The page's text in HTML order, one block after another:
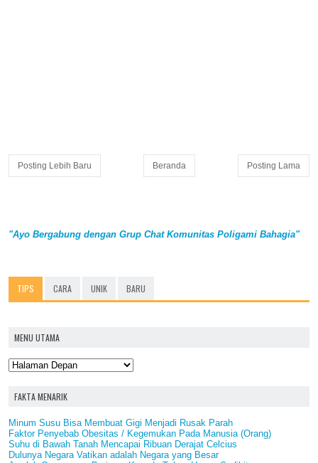
Posting Lebih Baru Posting Lama
Beranda
"Ayo Bergabung dengan Grup Chat Komunitas Poligami Bahagia"
TIPS CARA UNIK BARU
MENU UTAMA
FAKTA MENARIK
Minum Susu Bisa Membuat Gigi Menjadi Rusak Parah
Faktor Penyebab Obesitas / Kegemukan Pada Manusia (Orang)
Suhu di Bawah Tanah Mencapai Ribuan Derajat Celcius
Dulunya Negara Vatikan adalah Negara yang Besar